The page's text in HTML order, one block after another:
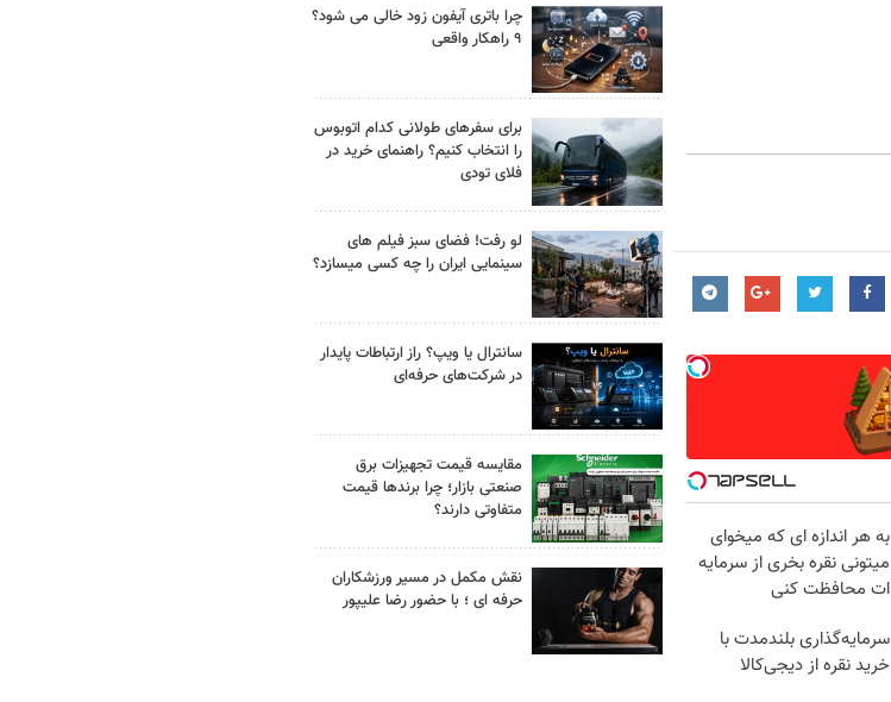
به هر اندازه ای که میخوای
میتونی نقره بخری از سرمایه
ات محافظت کنی
سرمایه‌گذاری بلندمدت با
خرید نقره از دیجی‌کالا
چرا باتری آیفون زود خالی می شود؟
۹ راهکار واقعی
برای سفرهای طولانی کدام اتوبوس
را انتخاب کنیم؟ راهنمای خرید در
فلای تودی
لو رفت! فضای سبز فیلم های
سینمایی ایران را چه کسی میسازد؟
سانترال یا ویپ؟ راز ارتباطات پایدار
در شرکت‌های حرفه‌ای
مقایسه قیمت تجهیزات برق
صنعتی بازار؛ چرا برندها قیمت
متفاوتی دارند؟
نقش مکمل در مسیر ورزشکاران
حرفه ای ؛ با حضور رضا علیپور